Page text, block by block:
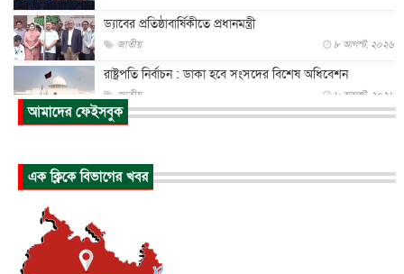
ড্যাবের প্রতিষ্ঠাবার্ষিকীতে প্রধানমন্ত্রী
জাতীয় ৮ আগস্ট, ২০২৬
রাষ্ট্রপতি নির্বাচন : ডাকা হবে সংসদের বিশেষ অধিবেশন
জাতীয় ৮ আগস্ট, ২০২৬
প্রধানমন্ত্রীর সঙ্গে সাক্ষাতে খুদে শিল্পী অনুশ্রী রায়ের স্বপ...
পাকিস্তান-তুরস্কের সঙ্গে প্রতিরক্ষা চুক্তি সৌদি আরবকে কতটা ন...
যুক্তরাজ্যে গ্রুমিং কেলেঙ্কারি : পাকিস্তানির অপরাধে অস্বস্তি...
আন্তর্জাতিক
আমাদের ফেইসবুক
এক ক্লিকে বিভাগের খবর